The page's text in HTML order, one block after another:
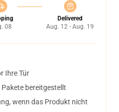
08
Delivered
Aug. 12 - Aug. 19
Ihre Tür
bereitgestellt
wenn das Produkt nicht